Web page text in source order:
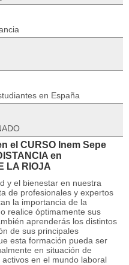
en España
el CURSO Inem Sepe
en
LA RIOJA
y el bienestar en nuestra
de profesionales y expertos
la importancia de la
realice óptimamente sus
aprenderás los distintos
de sus principales
esta formación pueda ser
en situación de
en el mundo laboral